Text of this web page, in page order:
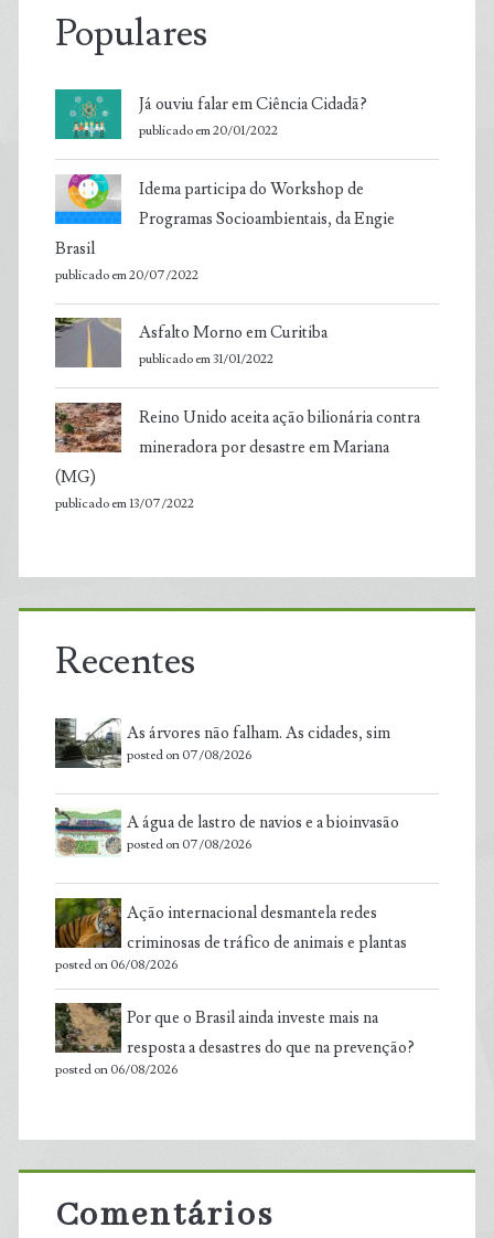
Populares
Já ouviu falar em Ciência Cidadã?
publicado em 20/01/2022
Idema participa do Workshop de
Programas Socioambientais, da Engie
Brasil
publicado em 20/07/2022
Asfalto Morno em Curitiba
publicado em 31/01/2022
Reino Unido aceita ação bilionária contra
mineradora por desastre em Mariana
(MG)
publicado em 13/07/2022
Recentes
As árvores não falham. As cidades, sim
posted on 07/08/2026
A água de lastro de navios e a bioinvasão
posted on 07/08/2026
Ação internacional desmantela redes
criminosas de tráfico de animais e plantas
posted on 06/08/2026
Por que o Brasil ainda investe mais na
resposta a desastres do que na prevenção?
posted on 06/08/2026
Comentários